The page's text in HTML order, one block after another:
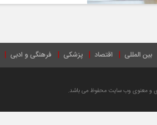
بین المللی اقتصاد پزشکی فرهنگی و ادبی
و معنوی وب سایت محفوظ می باشد.